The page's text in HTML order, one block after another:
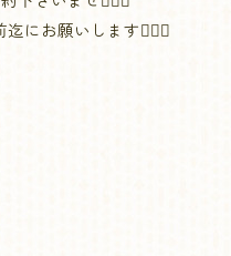
にお願いします🙇🏻‍♀️